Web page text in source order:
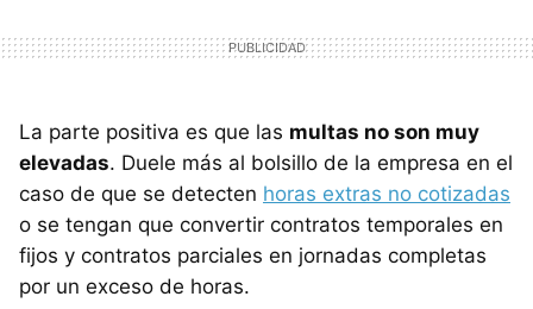
La parte positiva es que las multas no son muy
elevadas. Duele más al bolsillo de la empresa en el
caso de que se detecten horas extras no cotizadas
o se tengan que convertir contratos temporales en
fijos y contratos parciales en jornadas completas
por un exceso de horas.